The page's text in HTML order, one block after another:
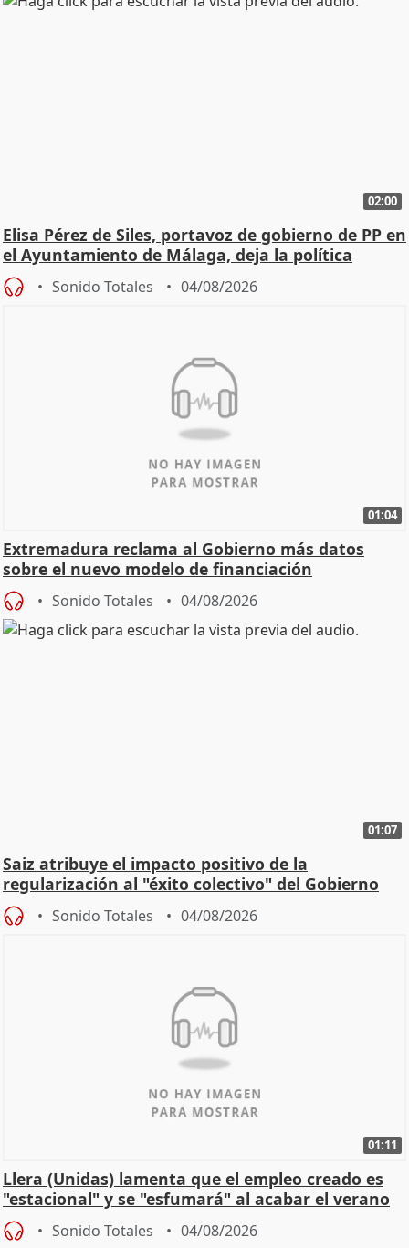
02:00
Elisa Pérez de Siles, portavoz de gobierno de PP en
el Ayuntamiento de Málaga, deja la política
Sonido Totales 04/08/2026
01:04
Extremadura reclama al Gobierno más datos
sobre el nuevo modelo de financiación
Sonido Totales 04/08/2026
01:07
Saiz atribuye el impacto positivo de la
regularización al "éxito colectivo" del Gobierno
Sonido Totales 04/08/2026
01:11
Llera (Unidas) lamenta que el empleo creado es
"estacional" y se "esfumará" al acabar el verano
Sonido Totales 04/08/2026